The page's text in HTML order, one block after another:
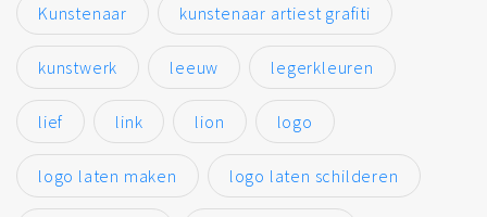
Kunstenaar kunstenaar artiest grafiti
kunstwerk leeuw legerkleuren
lief link lion logo
logo laten maken logo laten schilderen